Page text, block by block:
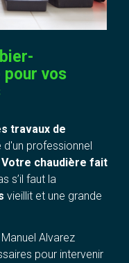
vos
travaux de
professionnel
Votre chaudière fait
s’il faut la
vieillit et une grande
Alvarez
pour intervenir